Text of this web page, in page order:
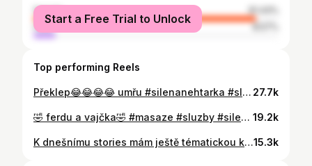
female
91.43%
male
8.57%
Start a Free Trial to Unlock
Top performing Reels
Překlep😂😂😂😂 umřu #silenanehtarka #sluzby 27.7k
🤣 ferdu a vajčka🤣 #masaze #sluzby #silenanehtarka 19.2k
K dnešnímu stories mám ještě tématickou konverzaci🤣 ani květináři to nemají lehké🤣 #silenanehtarka #sluzby #svatba15.3k